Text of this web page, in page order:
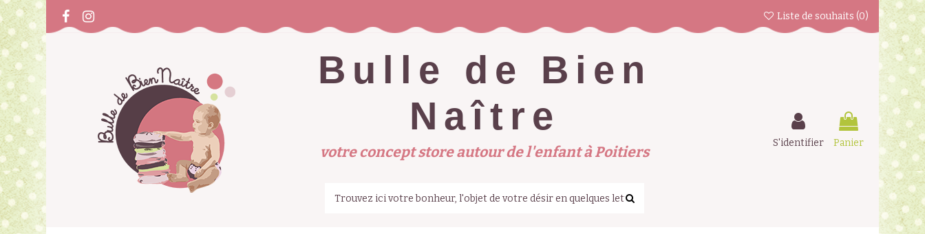
Liste de souhaits (0)
Bulle de Bien
Naître
votre concept store autour de l'enfant à Poitiers
S'identifier Panier